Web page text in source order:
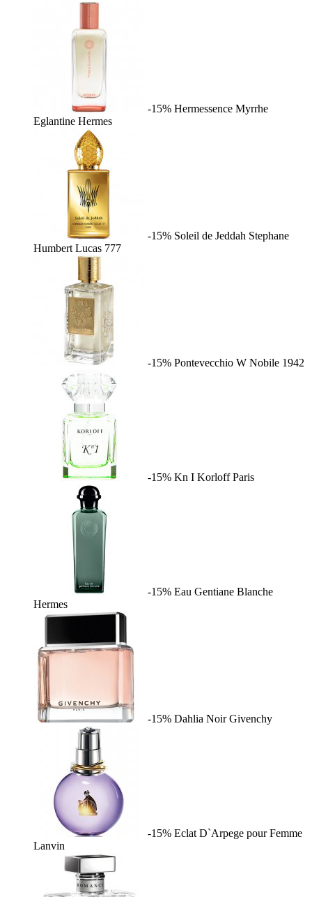
-15% Hermessence Myrrhe
Eglantine Hermes
-15% Soleil de Jeddah Stephane
Humbert Lucas 777
-15% Pontevecchio W Nobile 1942
-15% Kn I Korloff Paris
-15% Eau Gentiane Blanche
Hermes
-15% Dahlia Noir Givenchy
-15% Eclat D`Arpege pour Femme
Lanvin